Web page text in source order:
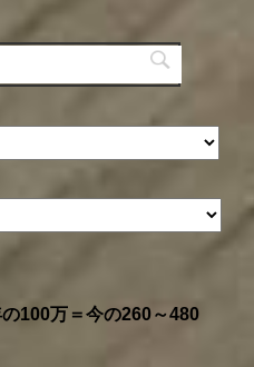
の100万＝今の260～480